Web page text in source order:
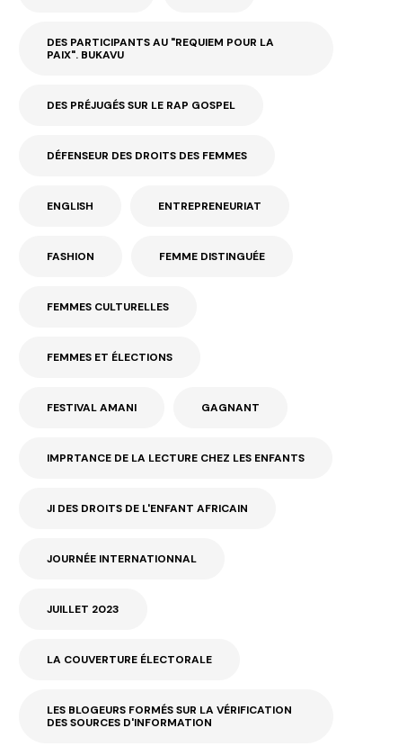
DES PARTICIPANTS AU "REQUIEM POUR LA
PAIX". BUKAVU
DES PRÉJUGÉS SUR LE RAP GOSPEL
DÉFENSEUR DES DROITS DES FEMMES
ENGLISH ENTREPRENEURIAT
FASHION FEMME DISTINGUÉE
FEMMES CULTURELLES
FEMMES ET ÉLECTIONS
FESTIVAL AMANI GAGNANT
IMPRTANCE DE LA LECTURE CHEZ LES ENFANTS
JI DES DROITS DE L'ENFANT AFRICAIN
JOURNÉE INTERNATIONNAL
JUILLET 2023
LA COUVERTURE ÉLECTORALE
LES BLOGEURS FORMÉS SUR LA VÉRIFICATION
DES SOURCES D'INFORMATION